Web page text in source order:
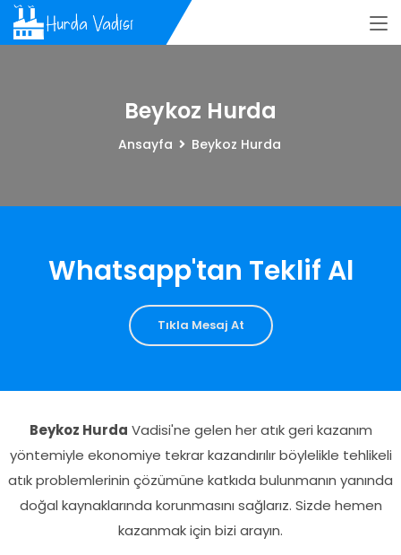
Beykoz Hurda
Ansayfa Beykoz Hurda
Whatsapp'tan Teklif Al
Tıkla Mesaj At
Beykoz Hurda Vadisi'ne gelen her atık geri kazanım
yöntemiyle ekonomiye tekrar kazandırılır böylelikle tehlikeli
atık problemlerinin çözümüne katkıda bulunmanın yanında
doğal kaynaklarında korunmasını sağlarız. Sizde hemen
kazanmak için bizi arayın.